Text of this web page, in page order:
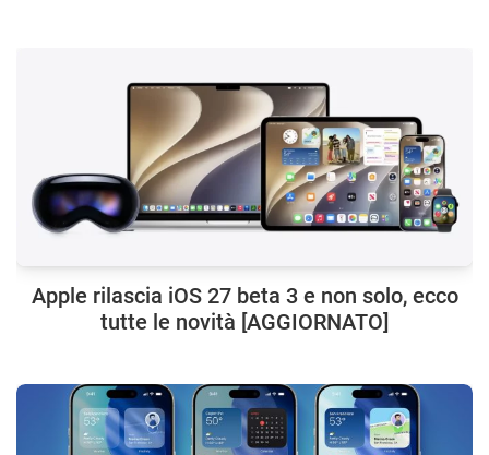
Apple rilascia iOS 27 beta 3 e non solo, ecco
tutte le novità [AGGIORNATO]